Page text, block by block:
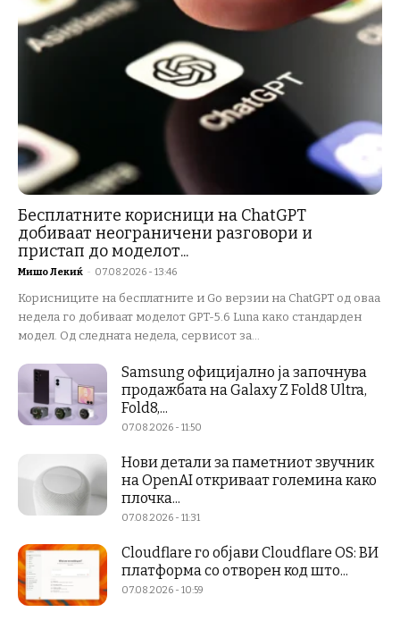
Бесплатните корисници на ChatGPT
добиваат неограничени разговори и
пристап до моделот...
Мишо Лекиќ - 07.08.2026 - 13:46
Корисниците на бесплатните и Go верзии на ChatGPT од оваа
недела го добиваат моделот GPT-5.6 Luna како стандарден
модел. Од следната недела, сервисот за...
Samsung официјално ја започнува
продажбата на Galaxy Z Fold8 Ultra,
Fold8,...
07.08.2026 - 11:50
Нови детали за паметниот звучник
на OpenAI откриваат големина како
плочка...
07.08.2026 - 11:31
Cloudflare го објави Cloudflare OS: ВИ
платформа со отворен код што...
07.08.2026 - 10:59